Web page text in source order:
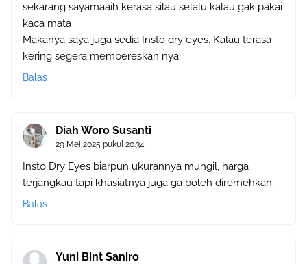
sekarang sayamaaih kerasa silau selalu kalau gak pakai
kaca mata
Makanya saya juga sedia Insto dry eyes. Kalau terasa
kering segera membereskan nya
Balas
Diah Woro Susanti
29 Mei 2025 pukul 20.34
Insto Dry Eyes biarpun ukurannya mungil, harga
terjangkau tapi khasiatnya juga ga boleh diremehkan.
Balas
Yuni Bint Saniro